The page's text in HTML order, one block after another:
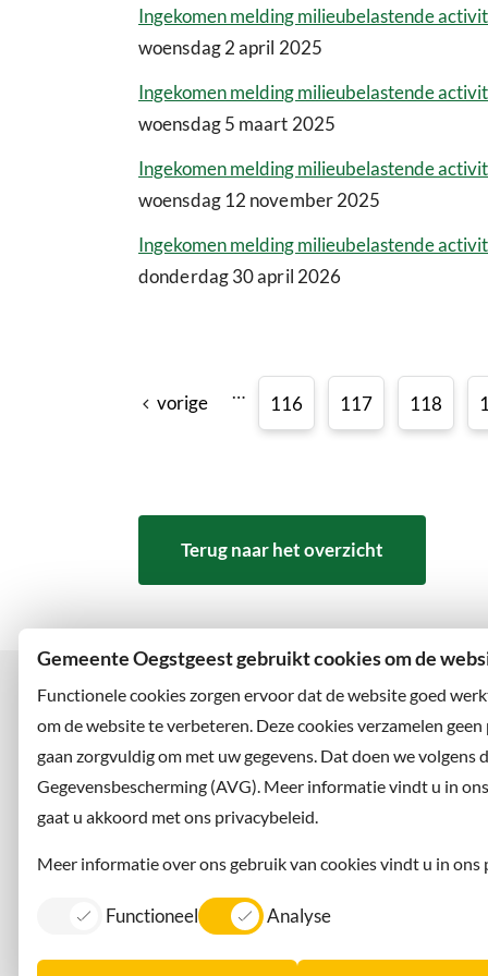
Gemeente Oegstgeest gebruikt cookies om de
Functionele cookies zorgen ervoor dat de website goed
om de website te verbeteren. Deze cookies verzamelen
gaan zorgvuldig om met uw gegevens. Dat doen we volgens
Gegevensbescherming (AVG). Meer informatie vindt u in
gaat u akkoord met ons privacybeleid.
Meer informatie over ons gebruik van cookies vindt u in ons
Functioneel Analyse
Ingekomen melding milieubelastende
woensdag 2 april 2025
Ingekomen melding milieubelastende
woensdag 5 maart 2025
Ingekomen melding milieubelastende
woensdag 12 november 2025
Ingekomen melding milieubelastende
donderdag 30 april 2026
vorige …
116 117 118
Terug naar het overzicht
Bezoekadres
Rhijngeesterstraatweg 13
2342 AN Oegstgeest
Wilt u
Contact Information in English
Dorpsmarketing Oegstgeest